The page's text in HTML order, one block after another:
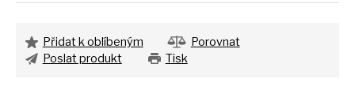
Přidat k oblíbeným
Porovnat
Poslat produkt
Tisk